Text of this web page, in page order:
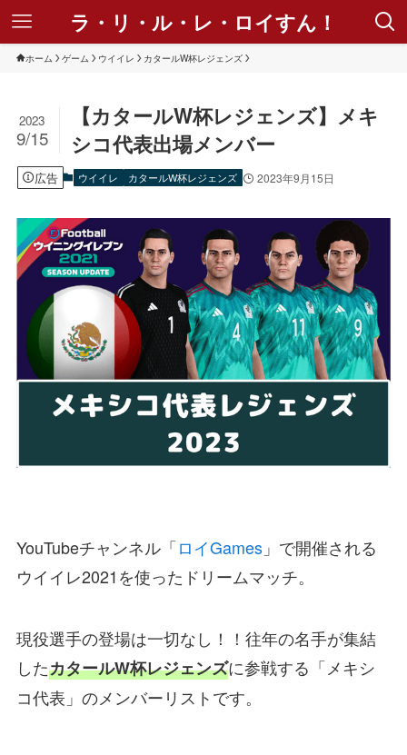
ラ・リ・ル・レ・ロイすん！
ホーム ゲーム ウイイレ カタールW杯レジェンズ
【カタールW杯レジェンズ】メキ
シコ代表出場メンバー
2023
9/15
広告 ウイイレ カタールW杯レジェンズ 2023年9月15日
YouTubeチャンネル「ロイGames」で開催される
ウイイレ2021を使ったドリームマッチ。
現役選手の登場は一切なし！！往年の名手が集結
したカタールW杯レジェンズに参戦する 「メキシ
コ代表」 のメンバーリストです。